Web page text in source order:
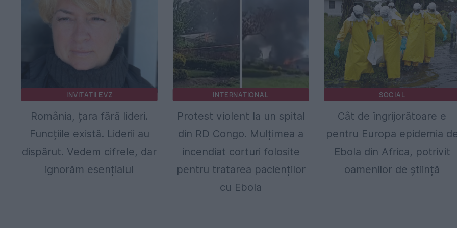
INVITATII EVZ
România, țara fără lideri.
Funcțiile există. Liderii au
dispărut. Vedem cifrele, dar
ignorăm esențialul
INTERNATIONAL
Protest violent la un spital
din RD Congo. Mulțimea a
incendiat corturi folosite
pentru tratarea pacienților
cu Ebola
SOCIAL
Cât de îngrijorătoare e
pentru Europa epidemia
Ebola din Africa, potrivit
oamenilor de știință